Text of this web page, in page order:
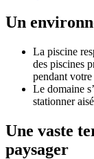
Un
La piscine
des piscines
pendant
Le domaine
stationner
Une vaste
paysager